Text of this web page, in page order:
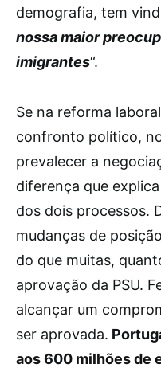
demografia, tem
nossa maior
imigrantes“.
Se na reforma
confronto político,
prevalecer a
diferença que
dos dois processos.
mudanças de
do que muitas,
aprovação da PSU.
alcançar um
ser aprovada.
aos 600 milhões de